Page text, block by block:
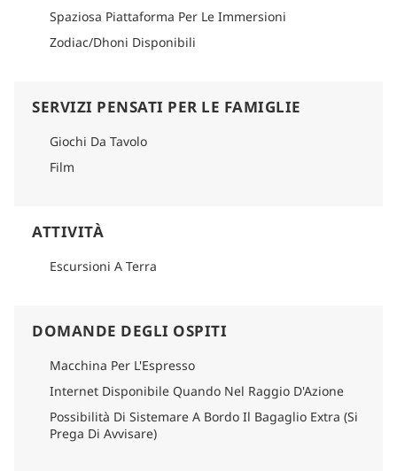
Spaziosa Piattaforma Per Le Immersioni
Zodiac/Dhoni Disponibili
SERVIZI PENSATI PER LE FAMIGLIE
Giochi Da Tavolo
Film
ATTIVITÀ
Escursioni A Terra
DOMANDE DEGLI OSPITI
Macchina Per L'Espresso
Internet Disponibile Quando Nel Raggio D'Azione
Possibilità Di Sistemare A Bordo Il Bagaglio Extra (Si
Prega Di Avvisare)